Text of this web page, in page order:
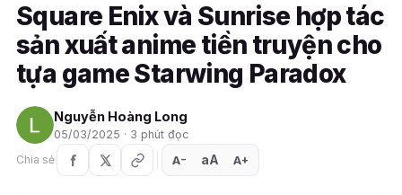
Square Enix và Sunrise hợp tác
sản xuất anime tiền truyện cho
tựa game Starwing Paradox
Nguyễn Hoàng Long
05/03/2025 · 3 phút đọc
Chia sẻ
A− aA A+